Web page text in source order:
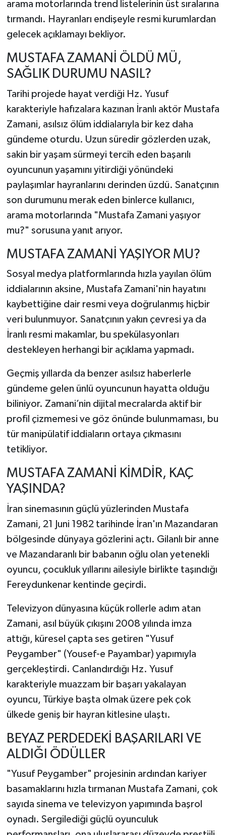
arama motorlarında trend listelerinin üst sıralarına
tırmandı. Hayranları endişeyle resmi kurumlardan
gelecek açıklamayı bekliyor.
MUSTAFA ZAMANİ ÖLDÜ MÜ,
SAĞLIK DURUMU NASIL?
Tarihi projede hayat verdiği Hz. Yusuf
karakteriyle hafızalara kazınan İranlı aktör Mustafa
Zamani, asılsız ölüm iddialarıyla bir kez daha
gündeme oturdu. Uzun süredir gözlerden uzak,
sakin bir yaşam sürmeyi tercih eden başarılı
oyuncunun yaşamını yitirdiği yönündeki
paylaşımlar hayranlarını derinden üzdü. Sanatçının
son durumunu merak eden binlerce kullanıcı,
arama motorlarında "Mustafa Zamani yaşıyor
mu?" sorusuna yanıt arıyor.
MUSTAFA ZAMANİ YAŞIYOR MU?
Sosyal medya platformlarında hızla yayılan ölüm
iddialarının aksine, Mustafa Zamani'nin hayatını
kaybettiğine dair resmi veya doğrulanmış hiçbir
veri bulunmuyor. Sanatçının yakın çevresi ya da
İranlı resmi makamlar, bu spekülasyonları
destekleyen herhangi bir açıklama yapmadı.
Geçmiş yıllarda da benzer asılsız haberlerle
gündeme gelen ünlü oyuncunun hayatta olduğu
biliniyor. Zamani’nin dijital mecralarda aktif bir
profil çizmemesi ve göz önünde bulunmaması, bu
tür manipülatif iddiaların ortaya çıkmasını
tetikliyor.
MUSTAFA ZAMANİ KİMDİR, KAÇ
YAŞINDA?
İran sinemasının güçlü yüzlerinden Mustafa
Zamani, 21 Juni 1982 tarihinde İran'ın Mazandaran
bölgesinde dünyaya gözlerini açtı. Gilanlı bir anne
ve Mazandaranlı bir babanın oğlu olan yetenekli
oyuncu, çocukluk yıllarını ailesiyle birlikte taşındığı
Fereydunkenar kentinde geçirdi.
Televizyon dünyasına küçük rollerle adım atan
Zamani, asıl büyük çıkışını 2008 yılında imza
attığı, küresel çapta ses getiren "Yusuf
Peygamber" (Yousef-e Payambar) yapımıyla
gerçekleştirdi. Canlandırdığı Hz. Yusuf
karakteriyle muazzam bir başarı yakalayan
oyuncu, Türkiye başta olmak üzere pek çok
ülkede geniş bir hayran kitlesine ulaştı.
BEYAZ PERDEDEKİ BAŞARILARI VE
ALDIĞI ÖDÜLLER
"Yusuf Peygamber" projesinin ardından kariyer
basamaklarını hızla tırmanan Mustafa Zamani, çok
sayıda sinema ve televizyon yapımında başrol
oynadı. Sergilediği güçlü oyunculuk
KÜLTÜR SANAT